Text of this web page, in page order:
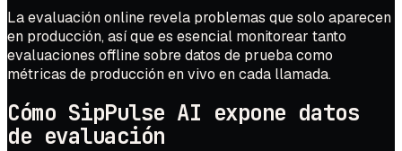
La evaluación online revela problemas que solo aparecen
en producción, así que es esencial monitorear tanto
evaluaciones offline sobre datos de prueba como
métricas de producción en vivo en cada llamada.
Cómo SipPulse AI expone datos
de evaluación